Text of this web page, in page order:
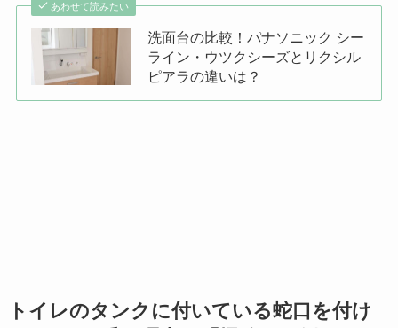
あわせて読みたい
洗面台の比較！パナソニック シー
ライン・ウツクシーズとリクシル
ピアラの違いは？
トイレのタンクに付いている蛇口を付け